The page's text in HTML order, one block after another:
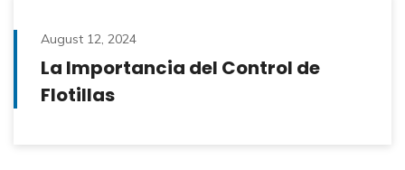
August 12, 2024
La Importancia del Control de
Flotillas